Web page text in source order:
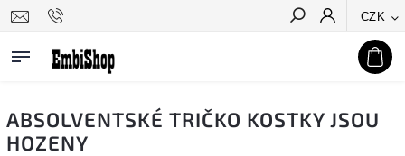
CZK
Hledat
ABSOLVENTSKÉ TRIČKO KOSTKY JSOU
HOZENY